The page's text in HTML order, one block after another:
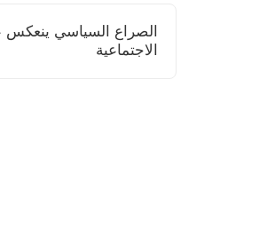
الصراع السياسي ينعكس
الاجتماعية